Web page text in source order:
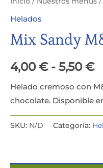
Helados
Mix Sandy
4,00€ - 5,50€
Helado cremoso con
chocolate. Disponible
SKU: N/D Categoría: